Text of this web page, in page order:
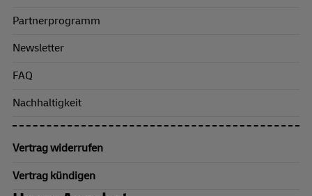
Partnerprogramm
Newsletter
FAQ
Nachhaltigkeit
Vertrag widerrufen
Vertrag kündigen